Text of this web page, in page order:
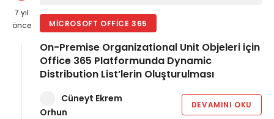
7 yıl
önce
MICROSOFT OFFICE 365
On-Premise Organizational Unit Objeleri için
Office 365 Platformunda Dynamic
Distribution List’lerin Oluşturulması
Cüneyt Ekrem
Orhun
DEVAMINI OKU